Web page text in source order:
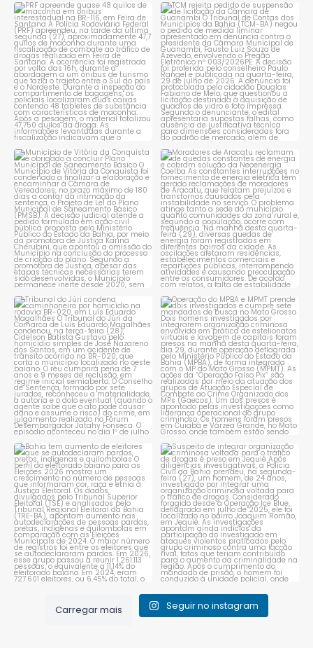
PRF apreende quase 48 quilos
de maconha em ônibus...
1 0
TCM rejeita pedido de
suspensão de licitação da...
1 0
Município de Vitória da
Conquista é obrigado a...
1 0
Moradores de Aracatu
reclamam de quedas
constantes ...
1 0
Tribunal do Júri condena
caminhoneiro por...
1 0
Operação do MPBA e MPMT
prende dois investigados e...
1 0
Bahia tem aumento de eleitores
que se autodeclaram...
1 0
Suspeito de integrar
organização criminosa
voltada...
1 0
Carregar mais Seguir no instagram